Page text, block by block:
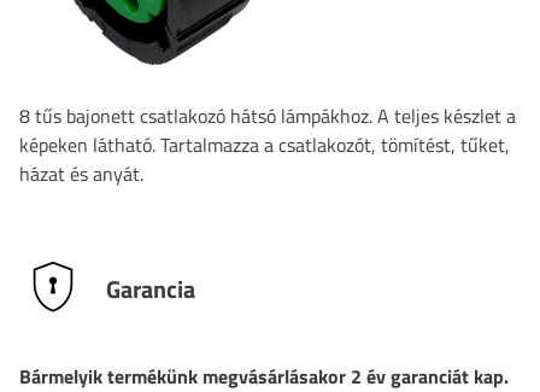
8 tűs bajonett csatlakozó hátsó lámpákhoz. A teljes készlet a
képeken látható. Tartalmazza a csatlakozót, tömítést, tűket,
házat és anyát.
Garancia
Bármelyik termékünk megvásárlásakor 2 év garanciát kap.